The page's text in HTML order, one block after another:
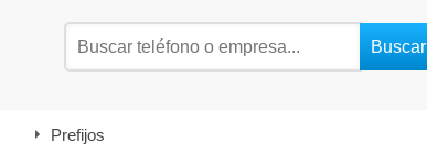
Prefijos